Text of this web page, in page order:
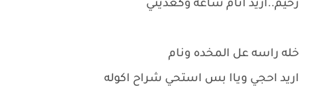
رحيم..اريد انام ساعه وكعديني
خله راسه عل المخده ونام
اريد احجي وياا بس استحي شراح اكوله